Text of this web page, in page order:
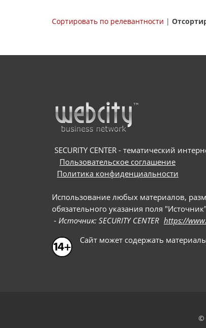
Сортировать по релевантности |
SECURITY CENTER - тематический
Пользовательское соглашение
Политика конфиденциальности
Использование любых материалов,
обязательного указания поля
- Источник: SECURITY CENTER https://
Сайт может содержать
©